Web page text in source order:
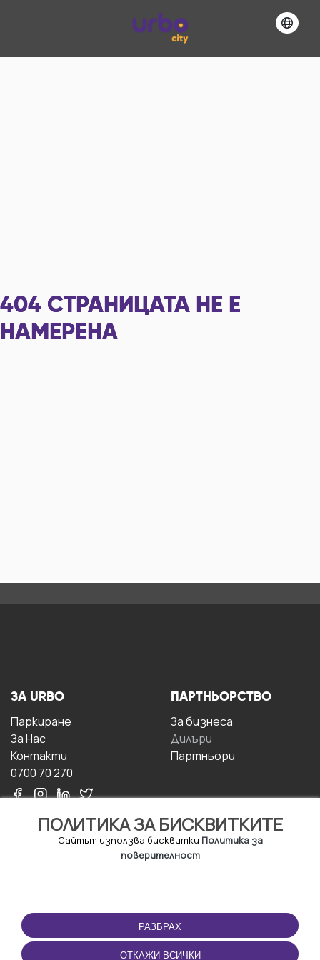
404 СТРАНИЦАТА НЕ Е
НАМЕРЕНА
ПОЛИТИКА ЗА БИСКВИТКИТЕ
Сайтът използва бисквитки Политика за
поверителност
РАЗБРАХ
ОТКАЖИ ВСИЧКИ
ЗА URBO
Паркиране
За Hас
Контакти
0700 70 270
ПАРТНЬОРСТВО
За бизнесa
Дилъри
Партньори
ПОЛЗВАНЕ
Правила и условия за
ползване
ПРИЛОЖЕНИЕТО